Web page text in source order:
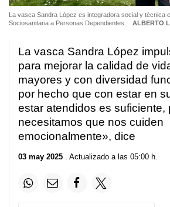
La vasca Sandra López es integradora social y técnica
Sociosanitaria a Personas Dependientes.
ALBERTO
La vasca Sandra López
para mejorar la calidad de
mayores y con diversidad
por hecho que con estar en
estar atendidos es suficiente,
necesitamos que nos cuiden
emocionalmente», dice
03 may 2025 . Actualizado a las 05:00 h.